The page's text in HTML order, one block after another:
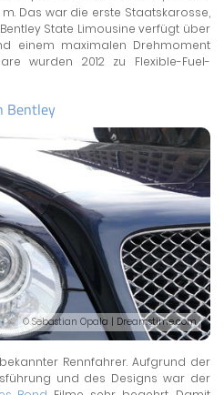
Das war die erste Staatskarosse,
State Limousine verfügt über
einem maximalen Drehmoment
wurden 2012 zu Flexible-Fuel-
Bentley
© Sebastian Opala | Dreamstime.com
Rennfahrer. Aufgrund der
und des Designs war der